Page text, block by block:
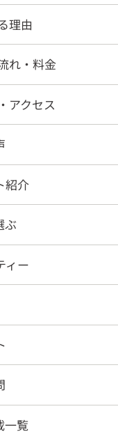
理由
れ・料金
アクセス
紹介
ぶ
ィー
一覧